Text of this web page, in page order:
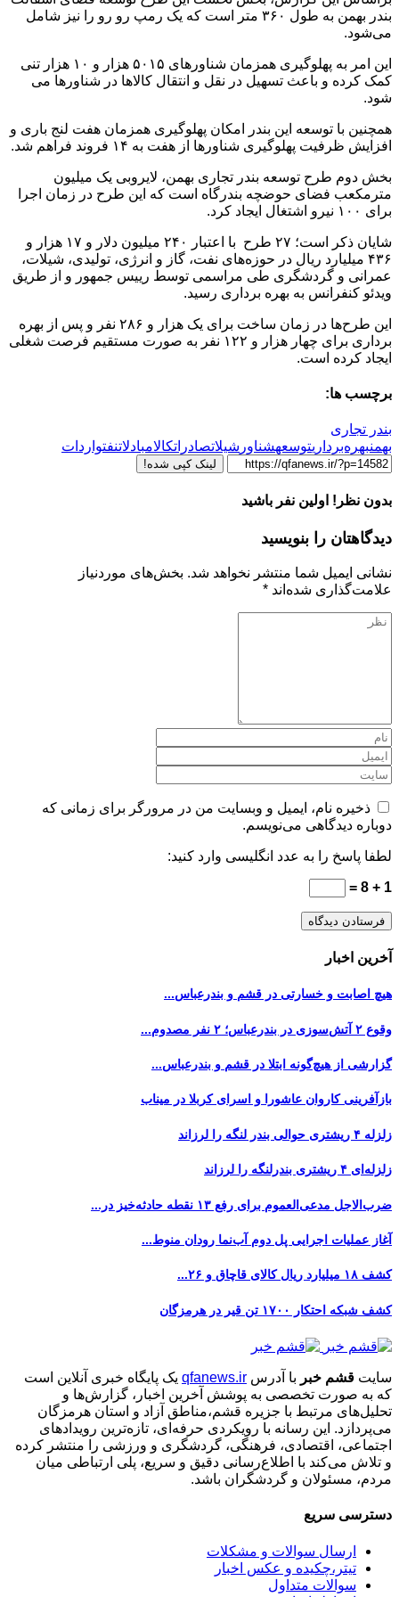
بندر بهمن به طول ۳۶۰ متر است که یک رمپ رو رو را نیز شامل
می‌شود.
این امر به پهلوگیری همزمان شناورهای ۵۰۱۵ هزار و ۱۰ هزار تنی
کمک کرده و باعث تسهیل در نقل و انتقال کالاها در شناورها می
شود.
همچنین با توسعه این بندر امکان پهلوگیری همزمان هفت لنج باری و
افزایش ظرفیت پهلوگیری شناور‌ها از هفت به ۱۴ فروند فراهم شد.
بخش دوم طرح توسعه بندر تجاری بهمن، لایروبی یک میلیون
مترمکعب فضای حوضچه بندرگاه است که این طرح در زمان اجرا
برای ۱۰۰ نیرو اشتغال ایجاد کرد.
شایان ذکر است؛ ۲۷ طرح با اعتبار ۲۴۰ میلیون دلار و ۱۷ هزار و
۴۳۶ میلیارد ریال در حوزه‌های نفت، گاز و انرژی، تولیدی، شیلات،
عمرانی و گردشگری طی مراسمی توسط رییس جمهور و از طریق
ویدئو کنفرانس به بهره برداری رسید.
این طرح‌ها در زمان ساخت برای یک هزار و ۲۸۶ نفر و پس از بهره
برداری برای چهار هزار و ۱۲۲ نفر به صورت مستقیم فرصت شغلی
ایجاد کرده است.
برچسب ها:
بندر تجاری
بهمنبهره‌برداریتوسعهشناور شیلاتصادراتکالامبادلاتنفتواردات
لینک کپی شده!
بدون نظر! اولین نفر باشید
دیدگاهتان را بنویسید
نشانی ایمیل شما منتشر نخواهد شد. بخش‌های موردنیاز
علامت‌گذاری شده‌اند *
ذخیره نام، ایمیل و وبسایت من در مرورگر برای زمانی که
دوباره دیدگاهی می‌نویسم.
لطفا پاسخ را به عدد انگلیسی وارد کنید:
1 + 8 =
آخرین اخبار
هیچ اصابت و خسارتی در قشم و بندرعباس...
وقوع ۲ آتش‌سوزی در بندرعباس؛ ۲ نفر مصدوم...
گزارشی از هیچ‌گونه ابتلا در قشم و بندرعباس...
بازآفرینی کاروان عاشورا و اسرای کربلا در میناب
زلزله ۴ ریشتری حوالی بندر لنگه را لرزاند
زلزله‌ای ۴ ریشتری بندرلنگه را لرزاند
ضرب‌الاجل مدعی‌العموم برای رفع ۱۳ نقطه حادثه‌خیز در...
آغاز عملیات اجرایی پل دوم آب‌نما رودان منوط...
کشف ۱۸ میلیارد ریال کالای قاچاق و ۲۶...
کشف شبکه احتکار ۱۷۰۰ تن قیر در هرمزگان
سایت قشم خبر با آدرس qfanews.ir یک پایگاه خبری آنلاین است
که به صورت تخصصی به پوشش آخرین اخبار، گزارش‌ها و
تحلیل‌های مرتبط با جزیره قشم،مناطق آزاد و استان هرمزگان
می‌پردازد. این رسانه با رویکردی حرفه‌ای، تازه‌ترین رویدادهای
اجتماعی، اقتصادی، فرهنگی، گردشگری و ورزشی را منتشر کرده
و تلاش می‌کند با اطلاع‌رسانی دقیق و سریع، پلی ارتباطی میان
مردم، مسئولان و گردشگران باشد.
دسترسی سریع
ارسال سوالات و مشکلات
تیتر،چکیده و عکس اخبار
سوالات متداول